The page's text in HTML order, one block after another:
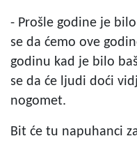
- Prošle godine je
se da ćemo ove
godinu kad je bilo
se da će ljudi doći
nogomet.
Bit će tu napuhanci